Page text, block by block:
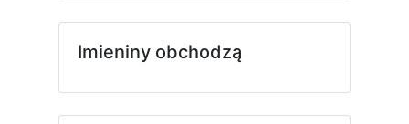
Imieniny obchodzą